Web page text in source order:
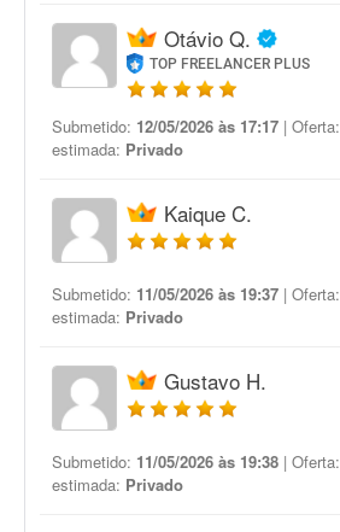
Otávio Q.
TOP FREELANCER PLUS
Submetido: 12/05/2026 às 17:17 | Oferta:
estimada: Privado
Kaique C.
Submetido: 11/05/2026 às 19:37 | Oferta:
estimada: Privado
Gustavo H.
Submetido: 11/05/2026 às 19:38 | Oferta:
estimada: Privado